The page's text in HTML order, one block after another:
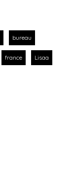
bureau
france Lisaa